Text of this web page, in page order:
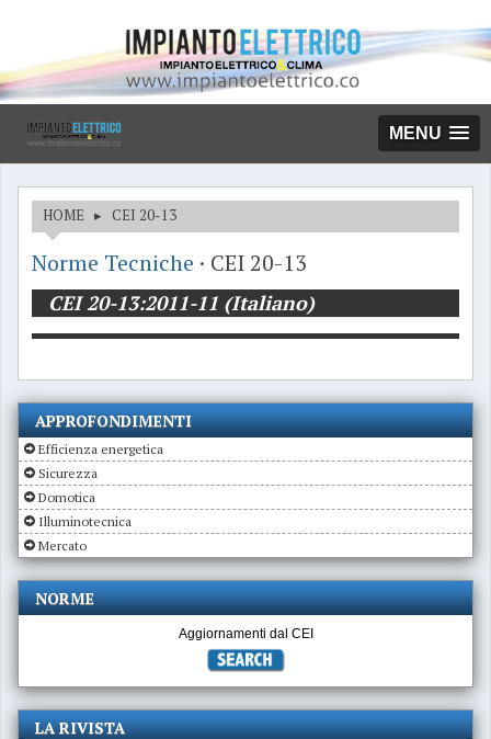
MENU
HOME ▸ CEI 20-13
Norme Tecniche · CEI 20-13
CEI 20-13:2011-11 (Italiano)
APPROFONDIMENTI
Efficienza energetica
Sicurezza
Domotica
Illuminotecnica
Mercato
NORME
Aggiornamenti dal CEI
LA RIVISTA